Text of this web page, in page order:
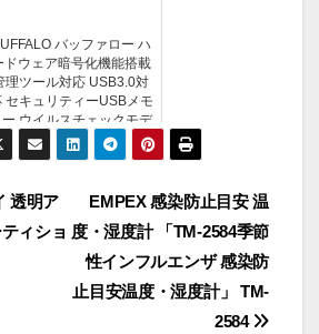
バッファロー ハ
ドウェア暗号化機能搭載
理ツール対応 USB3.0対
セキュリティーUSBメモ
ー ウイルスチェックモデ
64GB RUF3-HS64GTV5
EMPEX 感染防止目安 温
度・湿度計 「TM-2584季節
性インフルエンザ 感染防
止目安温度・湿度計」 TM-
2584
透明ア
ィショ